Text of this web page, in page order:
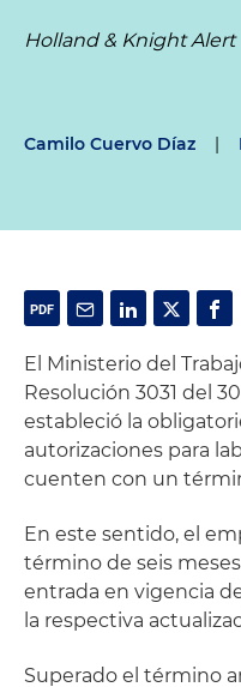
Holland & Knight Alert
Camilo Cuervo Díaz |
El Ministerio del
Resolución 3031 del
estableció la
autorizaciones para
cuenten con un
En este sentido, el
término de seis
entrada en vigencia
la respectiva
Superado el término